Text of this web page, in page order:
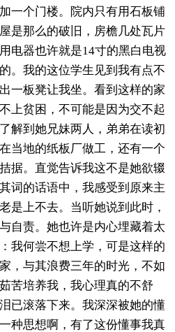
一个门楼。院内只有用石板铺
是那么的破旧，房檐几处瓦片
电器也许就是14寸的黑白电视
。我的这位学生见到我有点不
一板凳让我坐。看到这样的家
上贫困，不可能是因为交不起
解到她兄妹两人，弟弟在读初
当地的纸板厂做工，还有一个
据。直觉告诉我这不是她欲辍
词的话语中，我感受到原来主
是上不去。当听她说到此时，
自责。她也许是内心埋藏着太
我何尝不想上学，可是这样的
，与其浪费三年的时光，不如
苦培养我，我心理真的不舒
已滚落下来。我深深被她的懂
种思想啊，有了这份懂事我真